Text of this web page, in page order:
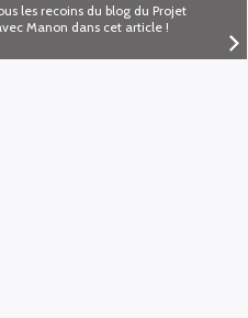
les recoins du blog du Projet
Manon dans cet article !